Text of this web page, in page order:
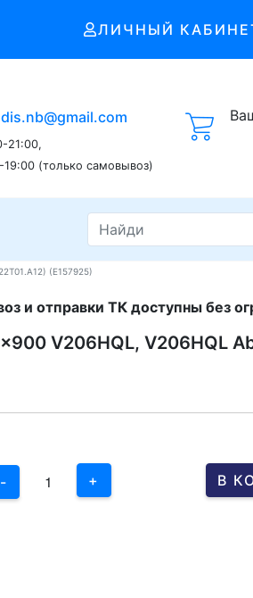
ЛИЧНЫЙ
21:00,
(только самовывоз)
(E157925)
и отправки ТК доступны без
V206HQL, V206HQL
-
3
1
+ В